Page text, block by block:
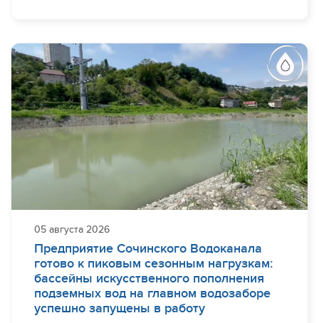
вынужденная мера, направленная на
стимулирование своевременной оплаты
коммунальных услуг.
На данный момент производится разрытие
грунта, обеспечивается доступ к
поврежденному участку трубопровода
диаметром 300 мм.
Отметим, работы проходят без отключения
Предприятие Сочинского Водоканала
готово к пиковым сезонным нагрузкам:
бассейны искусственного пополнения
подземных вод на главном водозаборе
успешно запущены в работу
05 августа 2026